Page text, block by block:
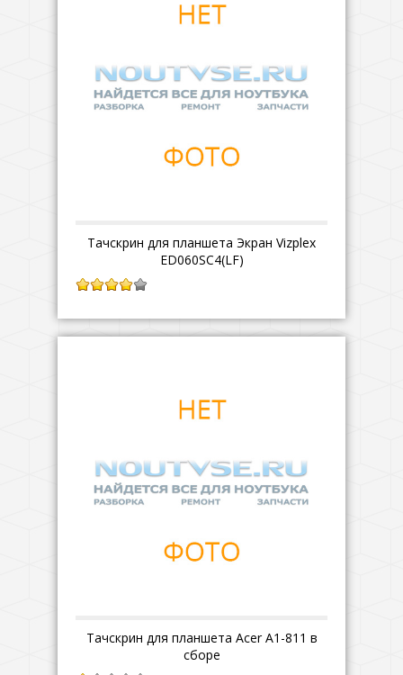
Тачскрин для планшета Экран Vizplex
ED060SC4(LF)
Тачскрин для планшета Acer A1-811 в
сборе